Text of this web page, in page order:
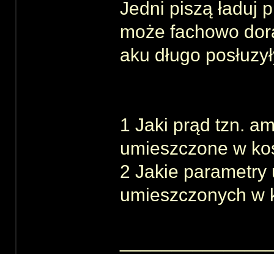
Jedni piszą ładuj
może fachowo
aku długo
1 Jaki prąd tzn.
umieszczone w
2 Jakie parametry
umieszczonych w